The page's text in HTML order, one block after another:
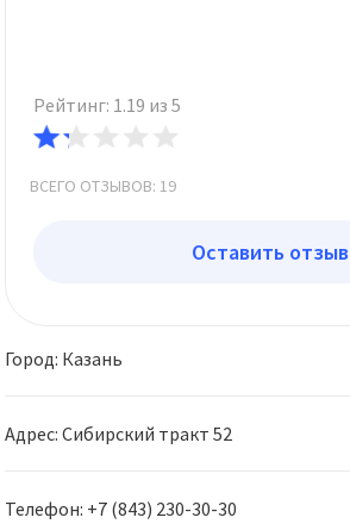
Город: Казань
Адрес: Сибирский тракт 52
Телефон: +7 (843) 230-30-30
Рейтинг: 1.19 из 5
ВСЕГО ОТЗЫВОВ: 19
Оставить отзыв